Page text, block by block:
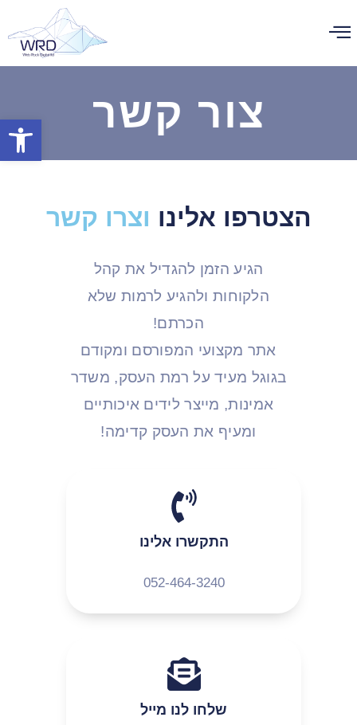
פתח צור קשר
הצטרפו אלינו וצרו קשר
הגיע הזמן להגדיל את קהל
הלקוחות ולהגיע לרמות שלא
הכרתם!
אתר מקצועי המפורסם ומקודם
בגוגל מעיד על רמת העסק, משדר
אמינות, מייצר לידים איכותיים
ומעיף את העסק קדימה!
התקשרו אלינו
052-464-3240
שלחו לנו מייל